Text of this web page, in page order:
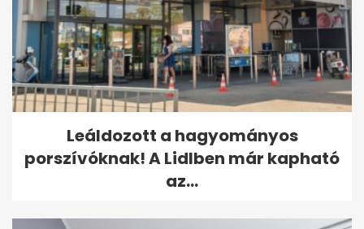
Leáldozott a hagyományos
porszívóknak! A Lidlben már kapható
az...